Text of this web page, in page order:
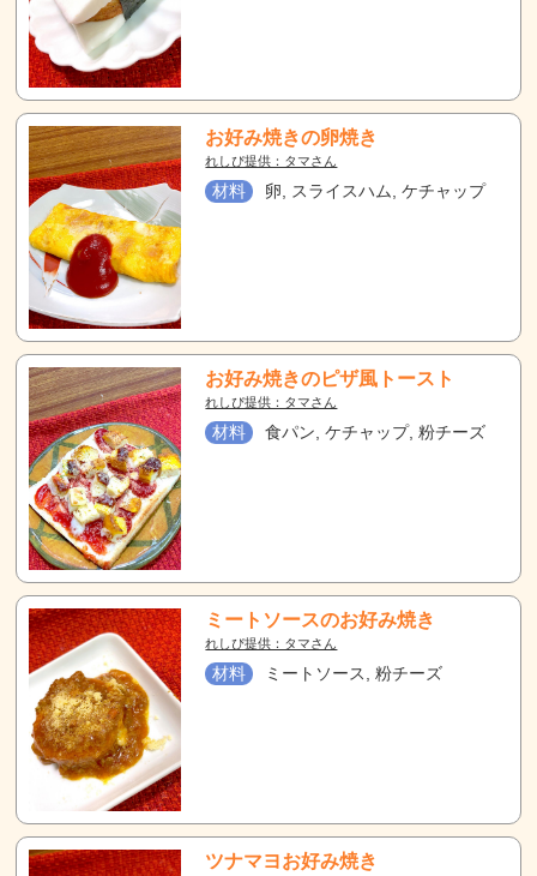
お好み焼きの卵焼き
れしぴ提供：タマさん
材料 卵, スライスハム, ケチャップ
お好み焼きのピザ風トースト
れしぴ提供：タマさん
材料 食パン, ケチャップ, 粉チーズ
ミートソースのお好み焼き
れしぴ提供：タマさん
材料 ミートソース, 粉チーズ
ツナマヨお好み焼き